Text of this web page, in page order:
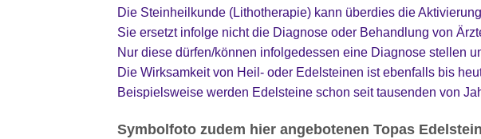
Die Steinheilkunde (Lithotherapie) kann überdies die
Sie ersetzt infolge nicht die Diagnose oder Behandlung von
Nur diese dürfen/können infolgedessen eine Diagnose stellen
Die Wirksamkeit von Heil- oder Edelsteinen ist ebenfalls bis
Beispielsweise werden Edelsteine schon seit tausenden von
Symbolfoto zudem hier angebotenen Topas